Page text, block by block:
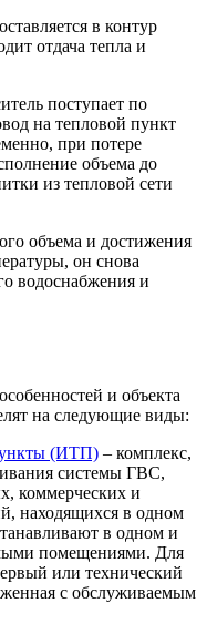
в контур
отдача тепла и
поступает по
на тепловой пункт
при потере
объема до
из тепловой сети
объема и достижения
он снова
водоснабжения и
и объекта
на следующие виды:
(ИТП) – комплекс,
системы ГВС,
коммерческих и
находящихся в одном
в одном и
помещениями. Для
или технический
с обслуживаемым